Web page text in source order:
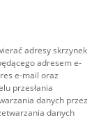
adresy skrzynek
adresem e-
e-mail oraz
przesłania
danych przez
danych